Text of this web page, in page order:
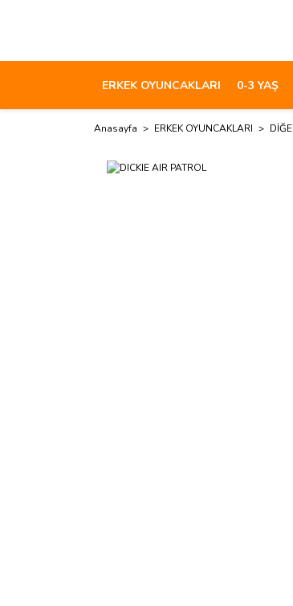
ERKEK OYUNCAKLARI 0-3 YAŞ
Anasayfa ERKEK OYUNCAKLARI